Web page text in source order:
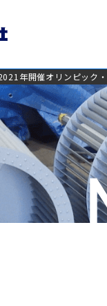
年開催オリンピック